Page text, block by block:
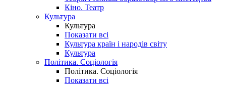
Кіно. Театр
Культура
Культура
Показати всі
Культура країн і народів світу
Культура
Політика. Соціологія
Політика. Соціологія
Показати всі